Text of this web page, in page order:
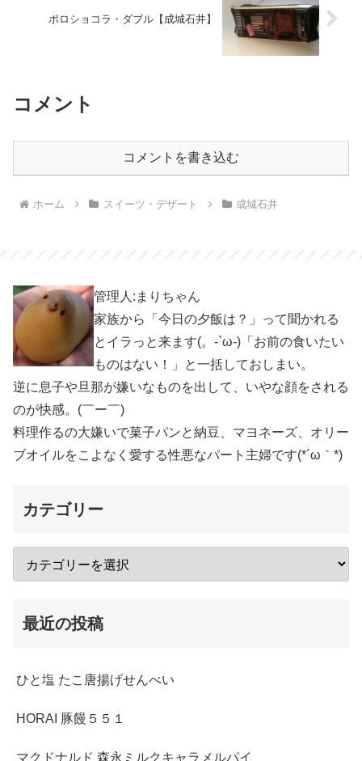
ポロショコラ・ダブル【成城石井】
コメント
コメントを書き込む
ホーム スイーツ・デザート 成城石井
管理人:まりちゃん
家族から「今日の夕飯は？」って聞かれる
とイラっと来ます(。-`ω-)「お前の食いたい
ものはない！」と一括しておしまい。
逆に息子や旦那が嫌いなものを出して、いやな顔をされる
のが快感。(￣ー￣)
料理作るの大嫌いで菓子パンと納豆、マヨネーズ、オリー
ブオイルをこよなく愛する性悪なパート主婦です(*´ω｀*)
カテゴリー
最近の投稿
ひと塩 たこ唐揚げせんべい
HORAI 豚饅５５１
マクドナルド 森永ミルクキャラメルパイ